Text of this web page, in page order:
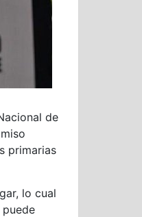
de
primarias
lo cual